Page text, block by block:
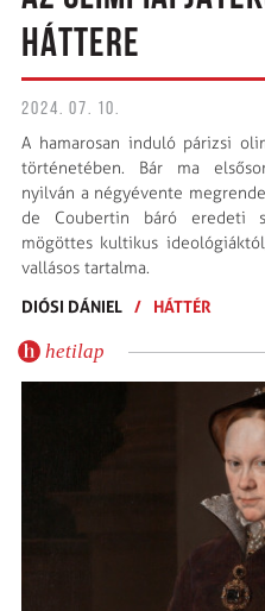
HÁTTERE
2024. 07. 10.
A hamarosan induló párizsi
történetében. Bár ma
nyilván a négyévente
de Coubertin báró eredeti
mögöttes kultikus
vallásos tartalma.
DIÓSI DÁNIEL / HÁTTÉR
hetilap